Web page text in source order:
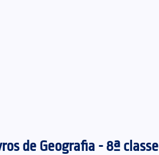
de Geografia - 8ª classe